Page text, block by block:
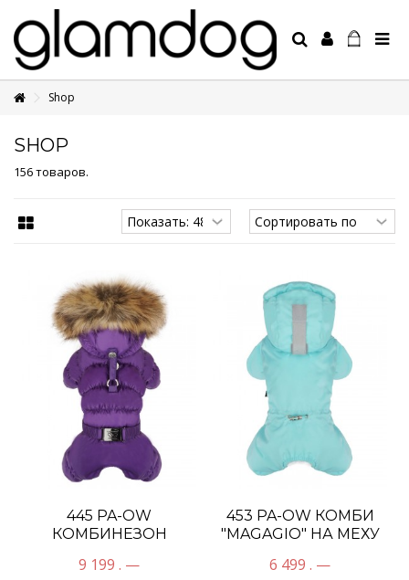
+7 495 1250410
Shop
SHOP
156 товаров.
445 PA-OW
КОМБИНЕЗОН
КНОПКАХ УНИСЕКС
9 199 . —
453 PA-OW КОМБИ
"MAGAGIO" НА МЕХУ
6 499 . —